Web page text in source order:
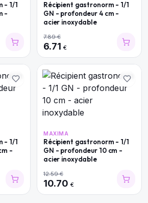
- 1/1
-
Récipient gastronorm - 1/1
GN - profondeur 4 cm -
acier inoxydable
7.89€
6.71 €
- 1/1
-
MAXIMA
Récipient gastronorm - 1/1
GN - profondeur 10 cm -
acier inoxydable
12.59€
10.70 €